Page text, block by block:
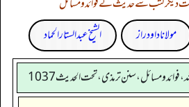
مولانا داود راز الشیخ عبدالستار الحماد
فوائد و مسائل، سنن ترمذی، تحت الحديث 1037